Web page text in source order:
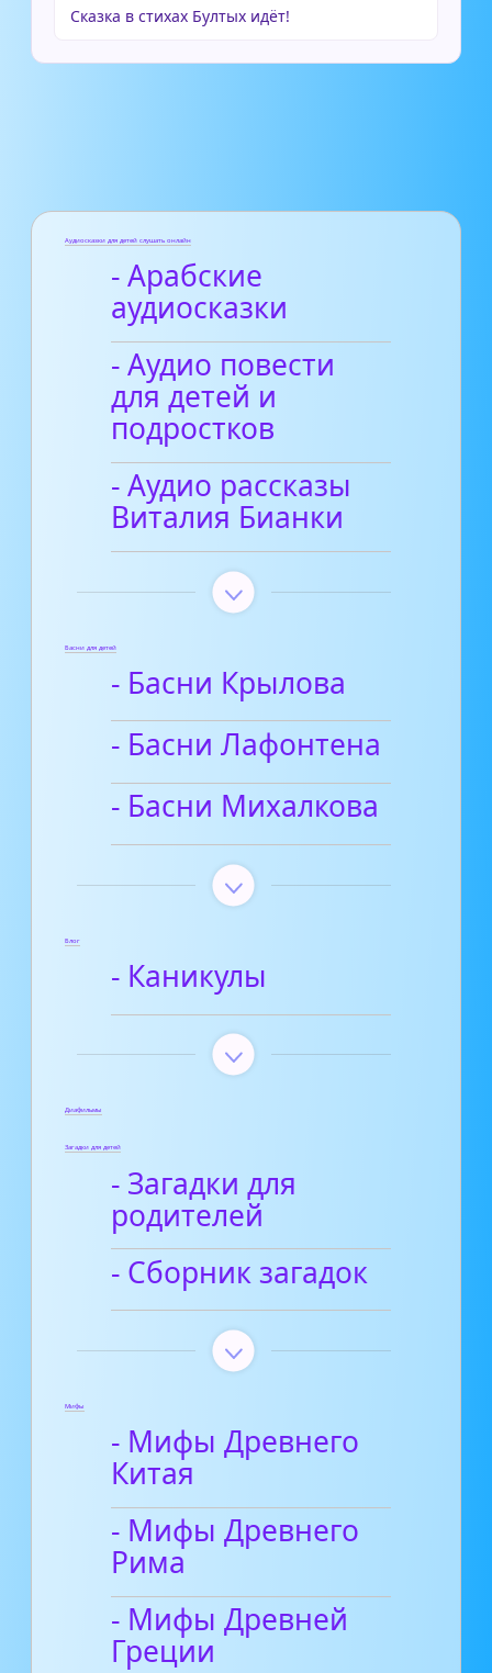
Сказка в стихах Бултых идёт!
Аудиосказки для детей слушать онлайн
- Арабские
аудиосказки
- Аудио повести
для детей и
подростков
- Аудио рассказы
Виталия Бианки
Басни для детей
- Басни Крылова
- Басни Лафонтена
- Басни Михалкова
Блог
- Каникулы
Диафильмы
Загадки для детей
- Загадки для
родителей
- Сборник загадок
Мифы
- Мифы Древнего
Китая
- Мифы Древнего
Рима
- Мифы Древней
Греции